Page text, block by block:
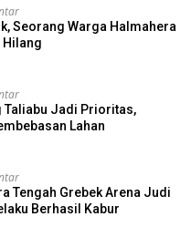
Seorang Warga Halmahera
Hilang
Taliabu Jadi Prioritas,
Lahan
Tengah Grebek Arena Judi
Berhasil Kabur